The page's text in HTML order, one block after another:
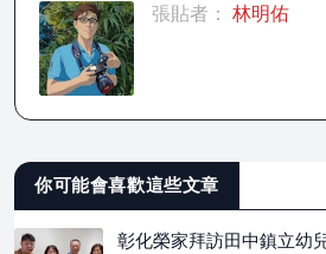
張貼者： 林明佑
你可能會喜歡這些文章
彰化榮家拜訪田中鎮立